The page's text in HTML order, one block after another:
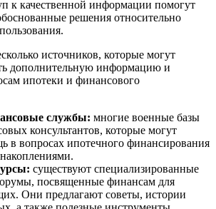
к качественной информации помогут
решения относительно
источников, которые могут
дополнительную информацию и
ипотеки и финансового
службы: многие военные базы
консультантов, которые могут
в вопросах ипотечного финансирования
существуют специализированные
посвященные финансам для
Они предлагают советы, истории